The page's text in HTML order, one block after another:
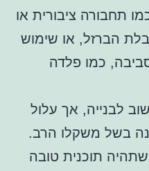
תחבורה ציבורית או
הברזל, או שימוש
כמו פלדה
לבנייה, אך עלול
בשל משקלו הרב.
תוכנית טובה